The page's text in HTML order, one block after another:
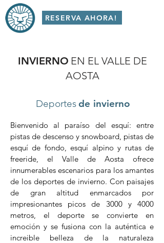
RESERVA AHORA!
INVIERNO EN EL VALLE DE
AOSTA
Deportesde invierno
Bienvenido al paraíso del esquí: entre
pistas de descenso y snowboard, pistas de
esquí de fondo, esquí alpino y rutas de
freeride, el Valle de Aosta ofrece
innumerables escenarios para los amantes
de los deportes de invierno. Con paisajes
de gran altitud enmarcados por
impresionantes picos de 3000 y 4000
metros, el deporte se convierte en
emoción y se fusiona con la auténtica e
increible belleza de la naturaleza